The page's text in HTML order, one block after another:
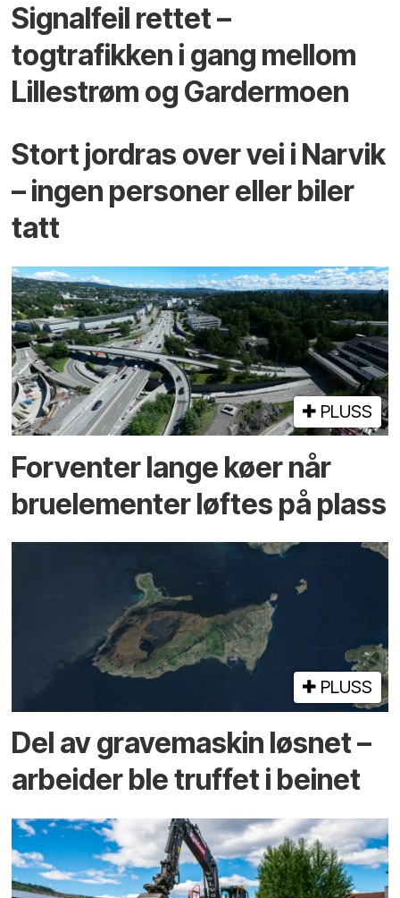
Signalfeil rettet –
togtrafikken i gang mellom
Lillestrøm og Gardermoen
Stort jordras over vei i Narvik
– ingen personer eller biler
tatt
PLUSS
Forventer lange køer når
bru­elementer løftes på plass
PLUSS
Del av grave­maskin løsnet –
arbeider ble truffet i beinet